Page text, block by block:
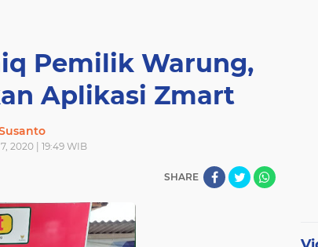
Pemilik Warung,
Aplikasi Zmart
2020 | 19:49 WIB
SHARE